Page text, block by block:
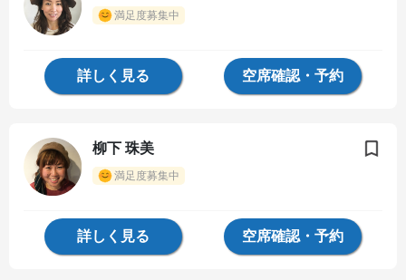
満足度募集中
詳しく見る 空席確認・予約
柳下 珠美
満足度募集中
詳しく見る 空席確認・予約